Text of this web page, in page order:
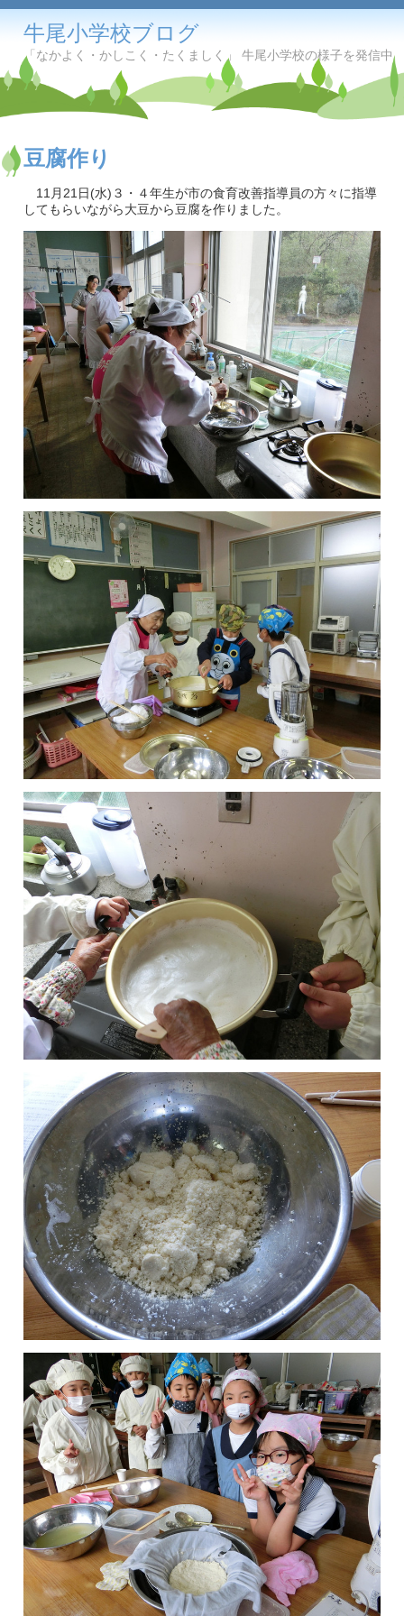
牛尾小学校ブログ
「なかよく・かしこく・たくましく」 牛尾小学校の様子を発信中
豆腐作り
11月21日(水)３・４年生が市の食育改善指導員の方々に指導
してもらいながら大豆から豆腐を作りました。